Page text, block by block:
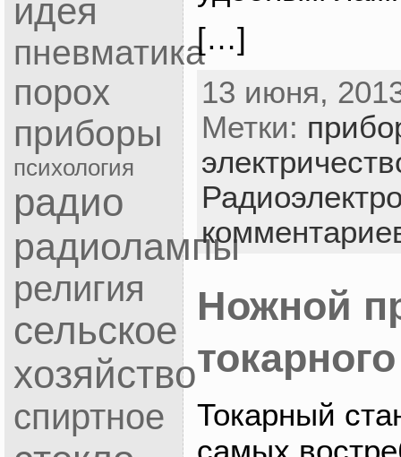
идея
пневматика
порох
приборы
психология
радио
радиолампы
религия
сельское
хозяйство
спиртное
[…]
13 июня,
Метки:
Ножной
Токарный